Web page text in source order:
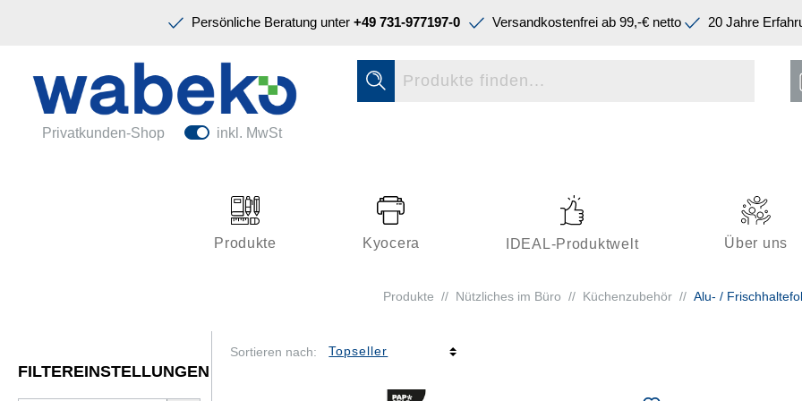
Persönliche Beratung unter +49 731-977197-0 Versandkostenfrei ab 99,-€ netto 20 Jahre
Privatkunden-Shop inkl. MwSt
Produkte Kyocera IDEAL-Produktwelt Über uns
Ordnen & Registrieren
Papiere & Blöcke
Büroeinrichtung
Kleben & Versenden
Schreiben & Korrigieren
Produkte // Nützliches im Büro // Küchenzubehör // Alu- /
FILTEREINSTELLUNGEN
Sortieren nach:
Schreiben & Korrigieren